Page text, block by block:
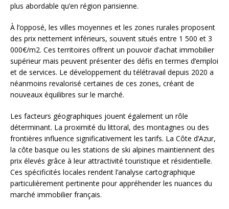
plus abordable qu’en région parisienne.
À l’opposé, les villes moyennes et les zones rurales proposent
des prix nettement inférieurs, souvent situés entre 1 500 et 3
000€/m2. Ces territoires offrent un pouvoir d’achat immobilier
supérieur mais peuvent présenter des défis en termes d’emploi
et de services. Le développement du télétravail depuis 2020 a
néanmoins revalorisé certaines de ces zones, créant de
nouveaux équilibres sur le marché.
Les facteurs géographiques jouent également un rôle
déterminant. La proximité du littoral, des montagnes ou des
frontières influence significativement les tarifs. La Côte d’Azur,
la côte basque ou les stations de ski alpines maintiennent des
prix élevés grâce à leur attractivité touristique et résidentielle.
Ces spécificités locales rendent l’analyse cartographique
particulièrement pertinente pour appréhender les nuances du
marché immobilier français.